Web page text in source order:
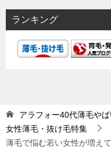
ランキング
アラフォー40代薄毛や
女性薄毛・抜け毛特集
薄毛で悩む若い女性が増え